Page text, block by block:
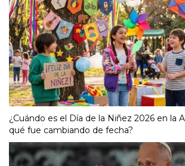
¿Cuándo es el Día de la Niñez 2026 en la
qué fue cambiando de fecha?